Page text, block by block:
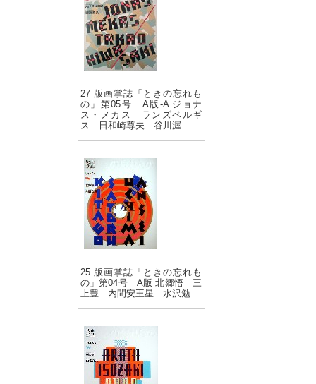
27 版画掌誌「ときの忘れも
の」第05号 A版-A ジョナ
ス・メカス ランズベルギ
ス 日和崎尊夫 谷川渥
25 版画掌誌「ときの忘れも
の」第04号 A版 北郷悟 三
上豊 内間安王星 水沢勉